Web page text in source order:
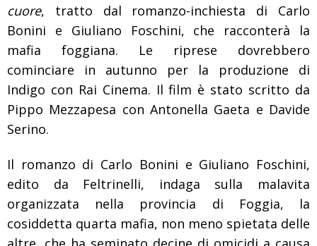
cuore, tratto dal romanzo-inchiesta di Carlo
Bonini e Giuliano Foschini, che racconterà la
mafia foggiana. Le riprese dovrebbero
cominciare in autunno per la produzione di
Indigo con Rai Cinema. Il film è stato scritto da
Pippo Mezzapesa con Antonella Gaeta e Davide
Serino.
Il romanzo di Carlo Bonini e Giuliano Foschini,
edito da Feltrinelli, indaga sulla malavita
organizzata nella provincia di Foggia, la
cosiddetta quarta mafia, non meno spietata delle